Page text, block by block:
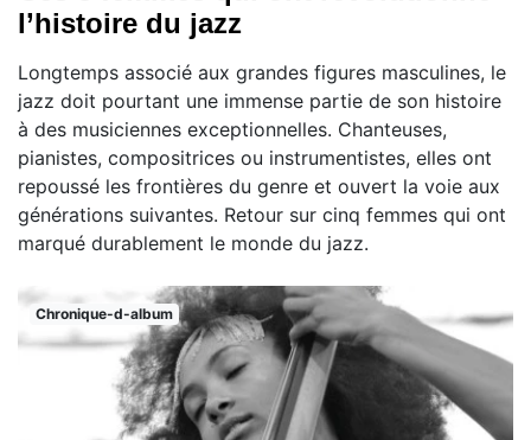
l’histoire du jazz
Longtemps associé aux grandes figures masculines, le
jazz doit pourtant une immense partie de son histoire
à des musiciennes exceptionnelles. Chanteuses,
pianistes, compositrices ou instrumentistes, elles ont
repoussé les frontières du genre et ouvert la voie aux
générations suivantes. Retour sur cinq femmes qui ont
marqué durablement le monde du jazz.
Chronique-d-album